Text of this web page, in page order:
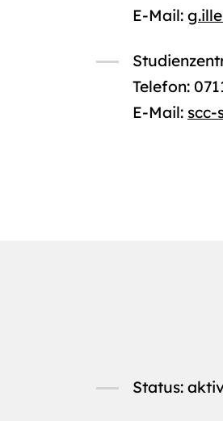
E-Mail:
Telefon:
E-Mail: scc-
Status: